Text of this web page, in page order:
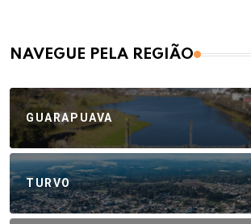
NAVEGUE PELA REGIÃO
GUARAPUAVA
TURVO